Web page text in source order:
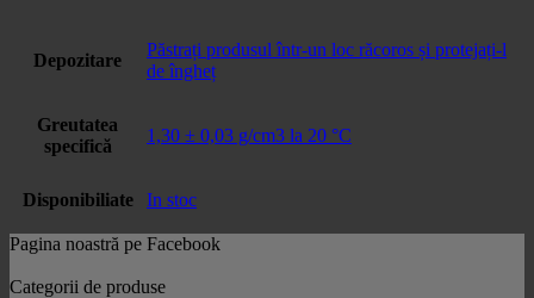
Depozitare
Păstrați produsul într-un loc răcoros și protejați-l
de îngheț
Greutatea
specifică
1,30 ± 0,03 g/cm3 la 20 °C
Disponibiliate In stoc
Pagina noastră pe Facebook
Categorii de produse